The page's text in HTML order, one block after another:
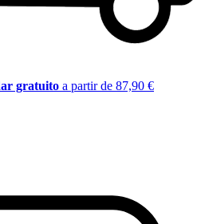
gratuito a partir de 87,90 €